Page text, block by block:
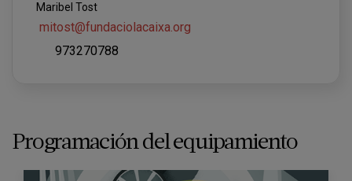
Maribel Tost
mitost@fundaciolacaixa.org
973270788
Programación del equipamiento